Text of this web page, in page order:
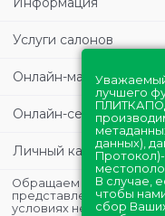
Услуги салонов
Онлайн-магазин
Онлайн-сервисы
Личный кабинет
Обращаем Ваше
представлена в
условиях не является
лучшего
данных),
В случае,
чтобы
сбор